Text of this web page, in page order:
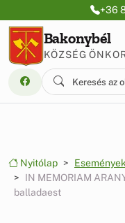
Ugrás a menüre
Ugrás a tartalomra
+36
Bakonybél
KÖZSÉG
Nyitólap Események
IN MEMORIAM
balladaest